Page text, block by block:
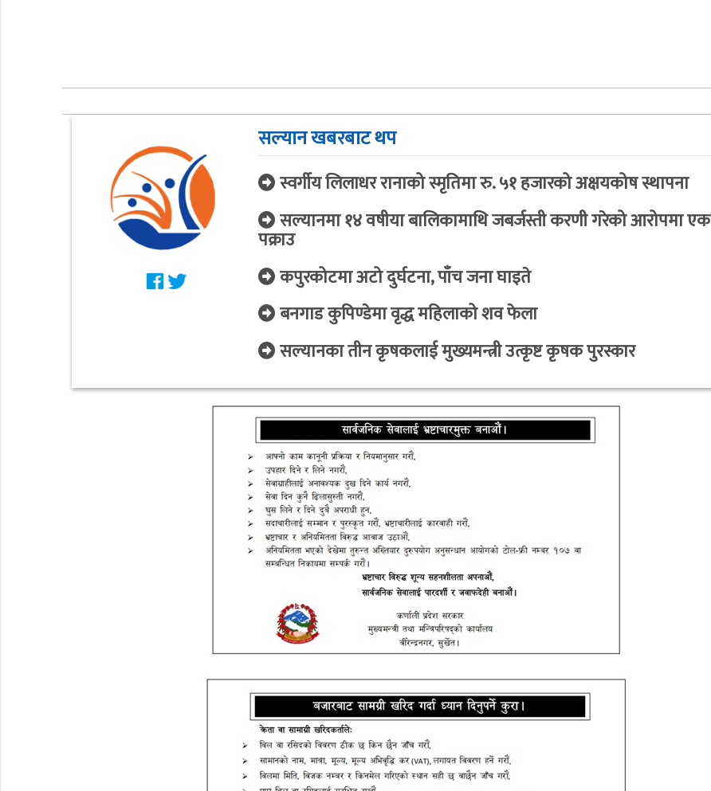
सल्यान खबरबाट थप
स्वर्गीय लिलाधर रानाको स्मृतिमा रु. ५१ हजारको अक्षयकोष स्थापना
सल्यानमा १४ वषीया बालिकामाथि जबर्जस्ती करणी गरेको आरोपमा एक
पक्राउ
कपुरकोटमा अटो दुर्घटना, पाँच जना घाइते
बनगाड कुपिण्डेमा वृद्ध महिलाको शव फेला
सल्यानका तीन कृषकलाई मुख्यमन्त्री उत्कृष्ट कृषक पुरस्कार